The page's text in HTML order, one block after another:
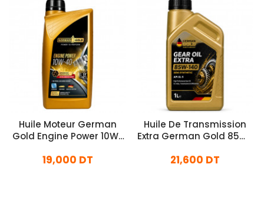
Huile Moteur German
Gold Engine Power 10W-
19,000 DT
Huile De Transmission
Extra German Gold 85W-
21,600 DT